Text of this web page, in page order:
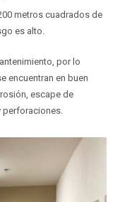
metros cuadrados de
es alto.
por lo
encuentran en buen
escape de